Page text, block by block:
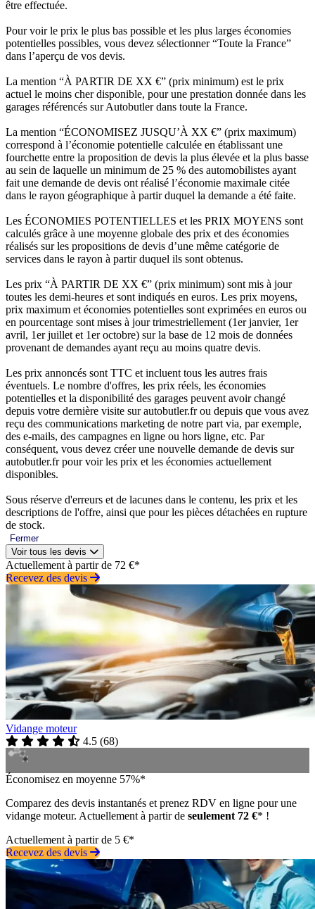
être effectuée.
Pour voir le prix le plus bas possible et les plus larges économies
potentielles possibles, vous devez sélectionner “Toute la France”
dans l’aperçu de vos devis.
La mention “À PARTIR DE XX €” (prix minimum) est le prix
actuel le moins cher disponible, pour une prestation donnée dans les
garages référencés sur Autobutler dans toute la France.
La mention “ÉCONOMISEZ JUSQU’À XX €” (prix maximum)
correspond à l’économie potentielle calculée en établissant une
fourchette entre la proposition de devis la plus élevée et la plus basse
au sein de laquelle un minimum de 25 % des automobilistes ayant
fait une demande de devis ont réalisé l’économie maximale citée
dans le rayon géographique à partir duquel la demande a été faite.
Les ÉCONOMIES POTENTIELLES et les PRIX MOYENS sont
calculés grâce à une moyenne globale des prix et des économies
réalisés sur les propositions de devis d’une même catégorie de
services dans le rayon à partir duquel ils sont obtenus.
Les prix “À PARTIR DE XX €” (prix minimum) sont mis à jour
toutes les demi-heures et sont indiqués en euros. Les prix moyens,
prix maximum et économies potentielles sont exprimées en euros ou
en pourcentage sont mises à jour trimestriellement (1er janvier, 1er
avril, 1er juillet et 1er octobre) sur la base de 12 mois de données
provenant de demandes ayant reçu au moins quatre devis.
Les prix annoncés sont TTC et incluent tous les autres frais
éventuels. Le nombre d'offres, les prix réels, les économies
potentielles et la disponibilité des garages peuvent avoir changé
depuis votre dernière visite sur autobutler.fr ou depuis que vous avez
reçu des communications marketing de notre part via, par exemple,
des e-mails, des campagnes en ligne ou hors ligne, etc. Par
conséquent, vous devez créer une nouvelle demande de devis sur
autobutler.fr pour voir les prix et les économies actuellement
disponibles.
Sous réserve d'erreurs et de lacunes dans le contenu, les prix et les
descriptions de l'offre, ainsi que pour les pièces détachées en rupture
de stock.
Fermer
Voir tous les devis
Actuellement à partir de 72 €*
Recevez des devis
Vidange moteur
4.5 (68)
Économisez en moyenne 57%*
Comparez des devis instantanés et prenez RDV en ligne pour une
vidange moteur. Actuellement à partir de seulement 72 €* !
Actuellement à partir de 5 €*
Recevez des devis